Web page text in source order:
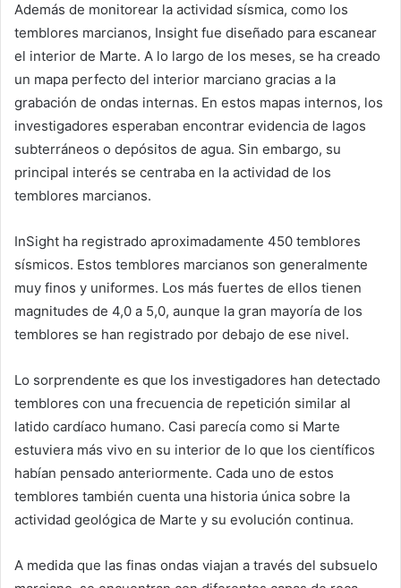
Además de monitorear la actividad sísmica, como los
temblores marcianos, Insight fue diseñado para escanear
el interior de Marte. A lo largo de los meses, se ha creado
un mapa perfecto del interior marciano gracias a la
grabación de ondas internas. En estos mapas internos, los
investigadores esperaban encontrar evidencia de lagos
subterráneos o depósitos de agua. Sin embargo, su
principal interés se centraba en la actividad de los
temblores marcianos.
InSight ha registrado aproximadamente 450 temblores
sísmicos. Estos temblores marcianos son generalmente
muy finos y uniformes. Los más fuertes de ellos tienen
magnitudes de 4,0 a 5,0, aunque la gran mayoría de los
temblores se han registrado por debajo de ese nivel.
Lo sorprendente es que los investigadores han detectado
temblores con una frecuencia de repetición similar al
latido cardíaco humano. Casi parecía como si Marte
estuviera más vivo en su interior de lo que los científicos
habían pensado anteriormente. Cada uno de estos
temblores también cuenta una historia única sobre la
actividad geológica de Marte y su evolución continua.
A medida que las finas ondas viajan a través del subsuelo